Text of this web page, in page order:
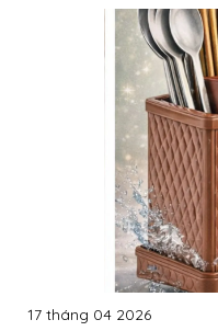
17 tháng 04 2026